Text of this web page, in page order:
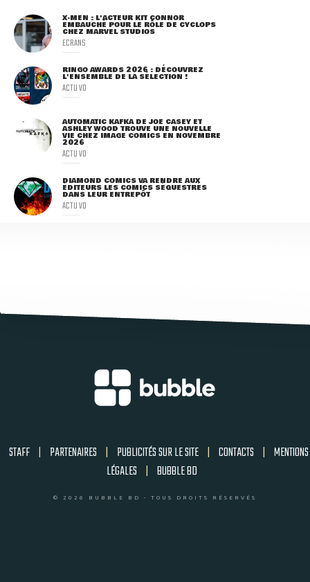
X-MEN : L'ACTEUR KIT CONNOR
EMBAUCHÉ POUR LE RÔLE DE CYCLOPS
CHEZ MARVEL STUDIOS
ECRANS
RINGO AWARDS 2026 : DÉCOUVREZ
L'ENSEMBLE DE LA SÉLECTION !
ACTU VO
AUTOMATIC KAFKA DE JOE CASEY ET
ASHLEY WOOD TROUVE UNE NOUVELLE
VIE CHEZ IMAGE COMICS EN NOVEMBRE
2026
ACTU VO
DIAMOND COMICS VA RENDRE AUX
ÉDITEURS LES COMICS SÉQUESTRÉS
DANS LEUR ENTREPÔT
ACTU VO
STAFF | PARTENAIRES | PUBLICITÉS SUR LE SITE | CONTACTS | MENTIONS
LÉGALES | BUBBLE BD
© 2026 BUBBLE BD - TOUS DROITS RÉSERVÉS